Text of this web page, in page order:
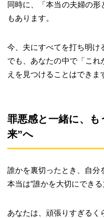
同時に、「本当の夫婦の
もあります。
今、夫にすべてを打ち明け
でも、あなたの中で「こ
えを見つけることはできま
罪悪感と一緒に、
来”へ
誰かを裏切ったとき、自分
本当は“誰かを大切にできる
あなたは、頑張りすぎるく